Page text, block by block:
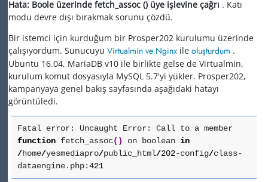
Hata: Boole üzerinde fetch_assoc () üye işlevine çağrı . Katı
modu devre dışı bırakmak sorunu çözdü.
Bir istemci için kurduğum bir Prosper202 kurulumu üzerinde
çalışıyordum. Sunucuyu Virtualmin ve Nginx ile oluşturdum .
Ubuntu 16.04, MariaDB v10 ile birlikte gelse de Virtualmin,
kurulum komut dosyasıyla MySQL 5.7'yi yükler. Prosper202,
kampanyaya genel bakış sayfasında aşağıdaki hatayı
görüntüledi.
Fatal error: Uncaught Error: Call to a member
function fetch_assoc( ) on boolean in
/home/yesmediapro/public_html/202-config/class-
dataengine.php:421